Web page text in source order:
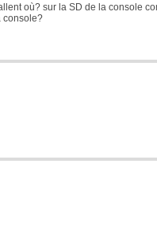
où? sur la SD de la console
console?